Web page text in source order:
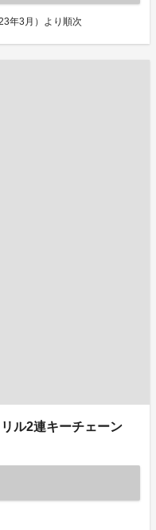
年3月）より順次
ル2連キーチェーン